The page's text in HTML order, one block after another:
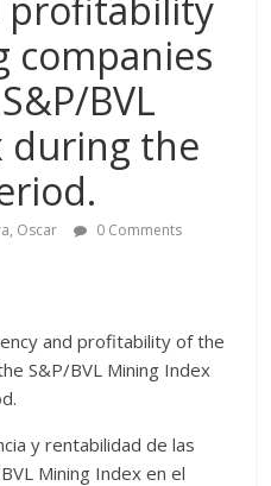
companies
BVL
during the
Oscar 0 Comments
and profitability of the
S&P/BVL Mining Index
y rentabilidad de las
Mining Index en el